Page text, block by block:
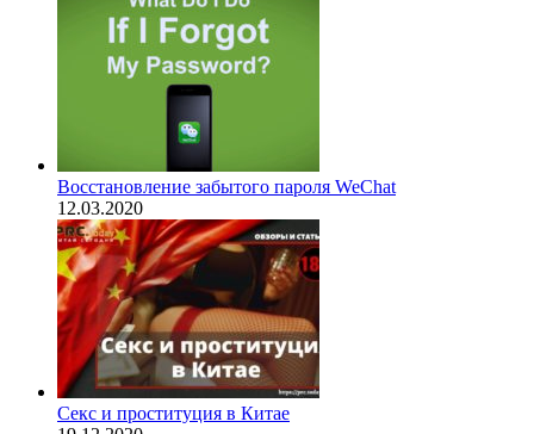
Восстановление забытого пароля WeChat
12.03.2020
Секс и проституция в Китае